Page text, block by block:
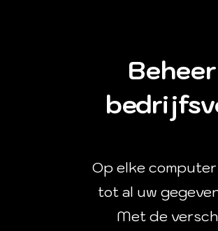
Op elke
tot al uw
Met de